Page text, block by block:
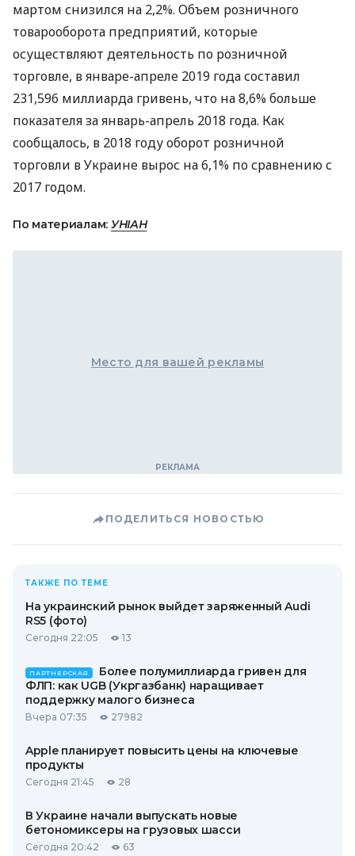
мартом снизился на 2,2%. Объем розничного
товарооборота предприятий, которые
осуществляют деятельность по розничной
торговле, в январе-апреле 2019 года составил
231,596 миллиарда гривень, что на 8,6% больше
показателя за январь-апрель 2018 года. Как
сообщалось, в 2018 году оборот розничной
торговли в Украине вырос на 6,1% по сравнению с
2017 годом.
По материалам: УНІАН
Место для вашей рекламы
ПОДЕЛИТЬСЯ НОВОСТЬЮ
ТАКЖЕ ПО ТЕМЕ
На украинский рынок выйдет заряженный Audi
RS5 (фото)
Сегодня 22:05 13
ПАРТНЕРСКАЯ
Более полумиллиарда гривен для
ФЛП: как UGB (Укргазбанк) наращивает
поддержку малого бизнеса
Вчера 07:35 27982
Apple планирует повысить цены на ключевые
продукты
Сегодня 21:45 28
В Украине начали выпускать новые
бетономиксеры на грузовых шасси
Сегодня 20:42 63